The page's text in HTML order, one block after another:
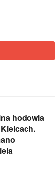
hodowla